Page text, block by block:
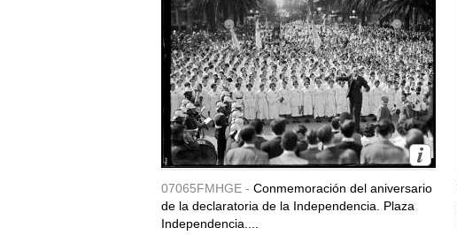
07065FMHGE - Conmemoración del aniversario
de la declaratoria de la Independencia. Plaza
Independencia....